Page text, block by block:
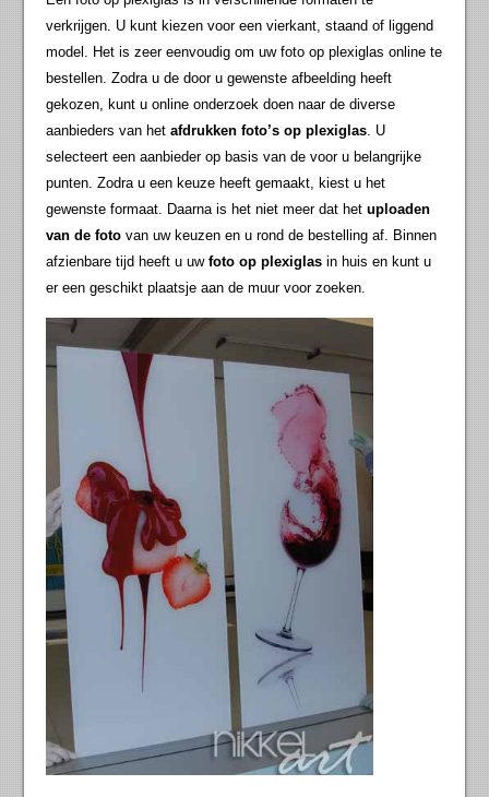
verkrijgen. U kunt kiezen voor een vierkant, staand of liggend
model. Het is zeer eenvoudig om uw foto op plexiglas online te
bestellen. Zodra u de door u gewenste afbeelding heeft
gekozen, kunt u online onderzoek doen naar de diverse
aanbieders van hetafdrukken foto’s op plexiglas . U
selecteert een aanbieder op basis van de voor u belangrijke
punten. Zodra u een keuze heeft gemaakt, kiest u het
gewenste formaat. Daarna is het niet meer dat hetuploaden
van de foto van uw keuzen en u rond de bestelling af. Binnen
afzienbare tijd heeft u uwfoto op plexiglas in huis en kunt u
er een geschikt plaatsje aan de muur voor zoeken.